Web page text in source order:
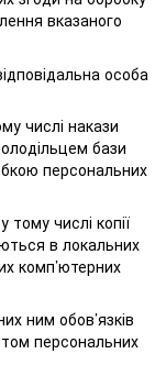
вказаного
особа
числі накази
бази
персональних
тому числі копії
в локальних
комп’ютерних
ним обов’язків
персональних